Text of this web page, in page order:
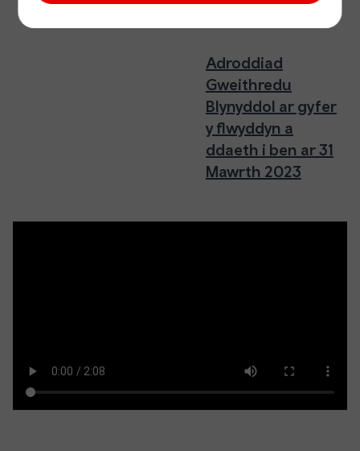
Adroddiad
Gweithredu
Blynyddol ar gyfer
y flwyddyn a
ddaeth i ben ar 31
Mawrth 2023